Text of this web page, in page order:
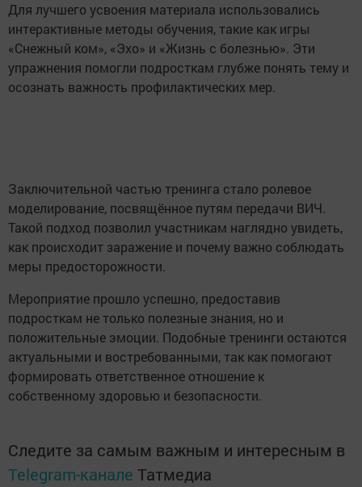
Для лучшего усвоения материала использовались
интерактивные методы обучения, такие как игры
«Снежный ком», «Эхо» и «Жизнь с болезнью». Эти
упражнения помогли подросткам глубже понять тему и
осознать важность профилактических мер.
Заключительной частью тренинга стало ролевое
моделирование, посвящённое путям передачи ВИЧ.
Такой подход позволил участникам наглядно увидеть,
как происходит заражение и почему важно соблюдать
меры предосторожности.
Мероприятие прошло успешно, предоставив
подросткам не только полезные знания, но и
положительные эмоции. Подобные тренинги остаются
актуальными и востребованными, так как помогают
формировать ответственное отношение к
собственному здоровью и безопасности.
Следите за самым важным и интересным в
Telegram-канале Татмедиа